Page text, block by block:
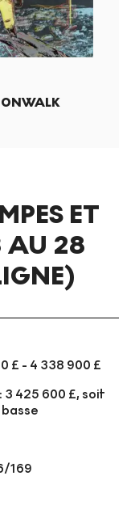
ET
AU 28
£ - 4 338 900 £
425 600 £, soit
169